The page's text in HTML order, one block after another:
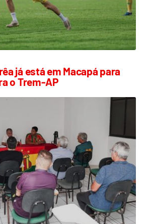
já está em Macapá para
o Trem-AP